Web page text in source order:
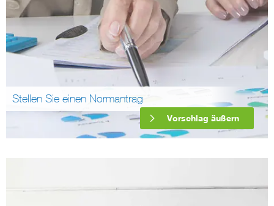
Stellen Sie einen Normantrag
Vorschlag äußern